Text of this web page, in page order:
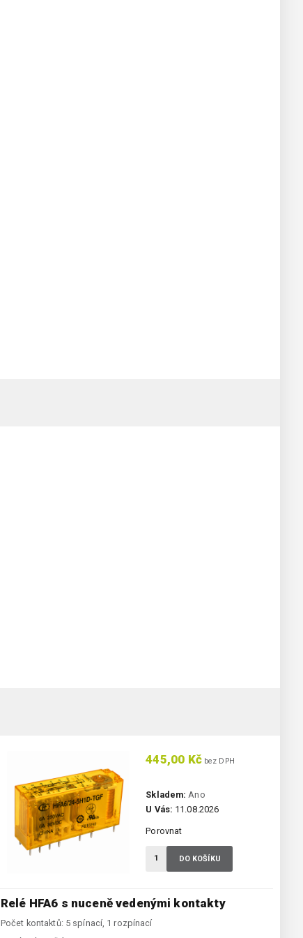
Relé HFA6 s nuceně vedenými kontakty
Počet kontaktů: 5 spínací, 1 rozpínací
445,00 Kčbez DPH
Skladem: Ano
U Vás: 11.08.2026
Porovnat
DO KOŠÍKU